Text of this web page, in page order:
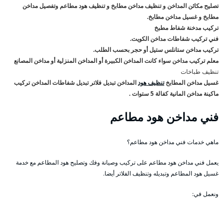
تصليح مكائن المداخن و تنظيف مداخن مطابخ و تنظيف هود مطاعم وتفصيل مداخن
مطابخ و غسيل مداخن مطابخ.
تركيب مدخنة شفاط مطبخ
فني تركيب شفاطات مداخن الكويت.
تركيب مداخن ستانلس ستيل أو حجر بحسب الطلب.
معلم تركيب مداخن سواء كانت المداخن الكبيرة أو المداخن المنزلية أو مداخن المصانع
تنظيف طباخات
غسيل مداخن المطابختنظيف هودالمداخن تبديل فلاتر تبديل شفاطات المداخن تركيب
ماكينة مداخن المانية كفالة 5 ستوات .
فني مداخن هود مطاعم
ماهي خدمات فني مداخن هود مطاعم؟
يعمل فني مداخن هود مطاعم على تركيب وصيانة وفك وتصليح هود المطاعم مع خدمة
غسيل هود المطاعم وتبديله وتنظيف الفلاتر أيضا.
ونعمل في: